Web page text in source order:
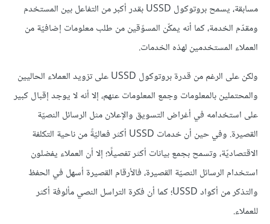
مسابقة، يسمح بروتوكول USSD بقدر أكبر من التفاعل بين المستخدم
ومقدّم الخدمة، كما أنه يمكّن المسوّقين من طلب معلومات إضافيّة من
العملاء المستخدمين لهذه الخدمات.
ولكن على الرغم من قدرة بروتوكول USSD على تزويد العملاء الحاليين
والمحتملين بالمعلومات وجمع المعلومات عنهم، إلا أنه لا يوجد إقبال كبير
على استخدامه في أغراض التسويق والإعلان مثل الرسائل النصيّة
القصيرة. وفي حين أن خدمات USSD أكثر فعاليّةً من ناحية التكلفة
الاقتصاديّة، وتسمح بجمع بيانات أكثر تفصيلًا؛ إلا أن العملاء يفضلون
استخدام الرسائل النصيّة القصيرة، فالأرقام القصيرة أسهل في الحفظ
والتذكر من أكواد USSD؛ كما أن فكرة التراسل النصي مألوفة أكثر
للعملاء.